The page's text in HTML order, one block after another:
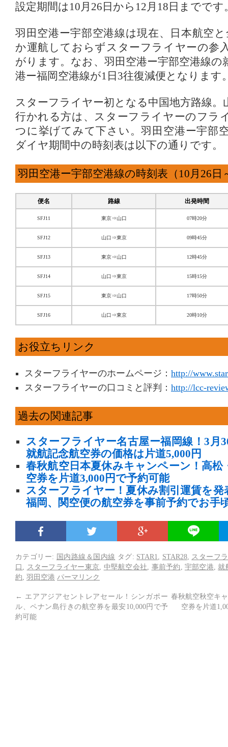
設定期間は10月26日から12月18日までです
羽田空港ー宇部空港線は現在、日本航空
か運航しておらずスターフライヤーの参
がります。なお、羽田空港ー宇部空港線の
港ー福岡空港線が1日3往復減便となります
スターフライヤー初となる中国地方路線。
行かれる方は、スターフライヤーのフラ
つに挙げてみて下さい。羽田空港ー宇部
ダイヤ期間中の時刻表は以下の通りです。
羽田空港ー宇部空港線の時刻表（10月26日
便名 路線 出発時間
SFJ11 東京⇒山口 07時20分
SFJ12 山口⇒東京 09時45分
SFJ13 東京⇒山口 12時45分
SFJ14 山口⇒東京 15時15分
SFJ15 東京⇒山口 17時50分
SFJ16 山口⇒東京 20時10分
お役立ちリンク
スターフライヤーのホームページ： http://
スターフライヤーの口コミと評判： http://lcc-
過去の関連記事
スターフライヤー名古屋ー福岡線！3月
就航記念航空券の価格は片道5,000円
春秋航空日本夏休みキャンペーン！高松
空券を片道3,000円で予約可能
スターフライヤー！夏休み割引運賃を
福岡、関空便の航空券を事前予約でお手
カテゴリー: 国内路線＆国内線 タグ: STAR1 STAR28,
スターフ
口
スターフライヤー東京 中堅航空会社 事前予約 宇部空港
就
約 羽田空港 パーマリンク
← エアアジアセントレアセール！シンガポー
ル、ペナン島行きの航空券を最安10,000円で予
約可能
春秋航空秋空キ
空券を片道